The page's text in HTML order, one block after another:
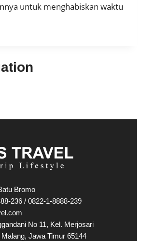
untuk menghabiskan waktu
Bromo
236 / 0822-1-8888-239
No 11, Kel. Merjosari
Jawa Timur 65144